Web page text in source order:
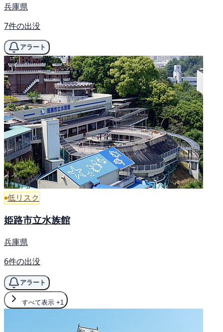
兵庫県
7件の出没
アラート
低リスク
姫路市立水族館
兵庫県
6件の出没
アラート
すべて表示 +1